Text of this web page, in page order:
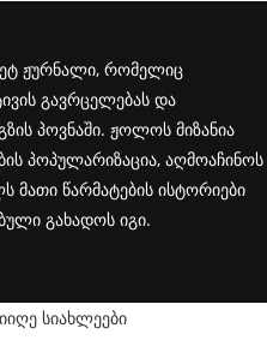
ჟურნალი, რომელიც
გავრცელებას და
პოვნაში. ჟოლოს მიზანია
პოპულარიზაცია, აღმოაჩინოს
მათი წარმატების ისტორიები
გახადოს იგი.
სიახლეები